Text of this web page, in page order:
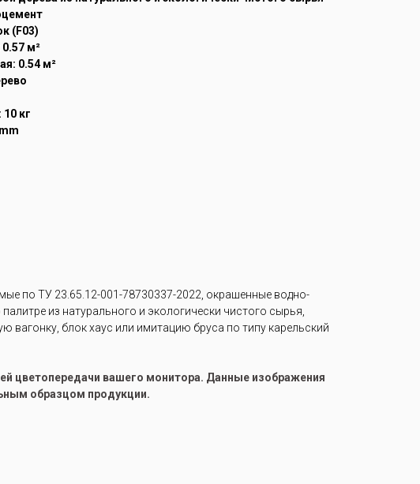
(F03)
м²
0.54 м²
кг
по ТУ 23.65.12-001-78730337-2022, окрашенные водно-
из натурального и экологически чистого сырья,
блок хаус или имитацию бруса по типу карельский
цветопередачи вашего монитора. Данные изображения
образцом продукции.